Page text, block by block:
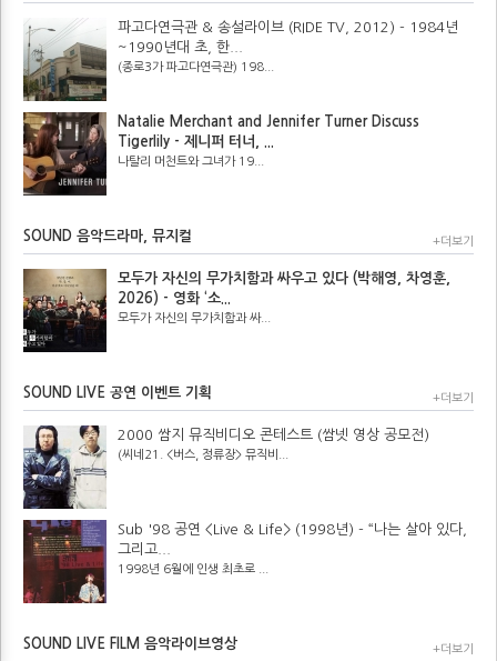
파고다연극관 & 송설라이브 (RIDE TV, 2012) - 1984년
~1990년대 초, 한...
(종로3가 파고다연극관) 198...
Natalie Merchant and Jennifer Turner Discuss
Tigerlily - 제니퍼 터너, ...
나탈리 머천트와 그녀가 19...
SOUND 음악드라마, 뮤지컬 +더보기
모두가 자신의 무가치함과 싸우고 있다 (박해영, 차영훈,
2026) - 영화 ‘소...
모두가 자신의 무가치함과 싸...
SOUND LIVE 공연 이벤트 기획 +더보기
2000 쌈지 뮤직비디오 콘테스트 (쌈넷 영상 공모전)
(씨네21. <버스, 정류장> 뮤직비...
Sub '98 공연 <Live & Life> (1998년) - “나는 살아 있다,
그리고...
1998년 6월에 인생 최초로 ...
SOUND LIVE FILM 음악라이브영상 +더보기